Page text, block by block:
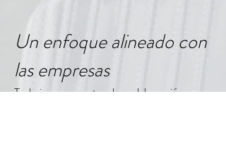
Un enfoque alineado con
las empresas
Trabajamos en estrecha colaboración con